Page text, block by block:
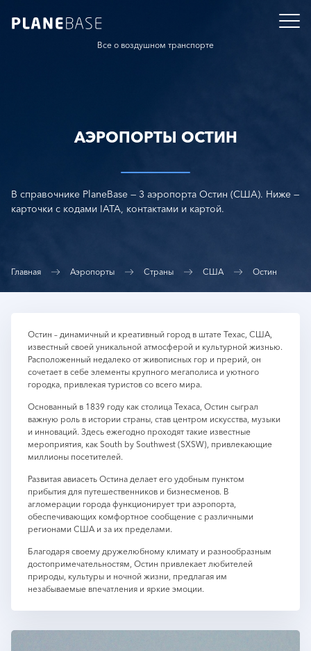
Все о воздушном транспорте
АЭРОПОРТЫ ОСТИН
В справочнике PlaneBase — 3 аэропорта Остин (США). Ниже —
карточки с кодами IATA, контактами и картой.
Главная Аэропорты Страны США Остин
Остин – динамичный и креативный город в штате Техас, США,
известный своей уникальной атмосферой и культурной жизнью.
Расположенный недалеко от живописных гор и прерий, он
сочетает в себе элементы крупного мегаполиса и уютного
городка, привлекая туристов со всего мира.
Основанный в 1839 году как столица Техаса, Остин сыграл
важную роль в истории страны, став центром искусства, музыки
и инноваций. Здесь ежегодно проходят такие известные
мероприятия, как South by Southwest (SXSW), привлекающие
миллионы посетителей.
Развитая авиасеть Остина делает его удобным пунктом
прибытия для путешественников и бизнесменов. В
агломерации города функционирует три аэропорта,
обеспечивающих комфортное сообщение с различными
регионами США и за их пределами.
Благодаря своему дружелюбному климату и разнообразным
достопримечательностям, Остин привлекает любителей
природы, культуры и ночной жизни, предлагая им
незабываемые впечатления и яркие эмоции.